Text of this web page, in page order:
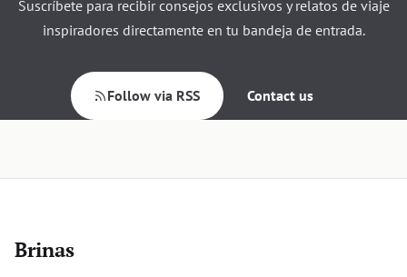
Suscríbete para recibir consejos exclusivos y relatos de viaje
inspiradores directamente en tu bandeja de entrada.
Follow via RSS Contact us
Brinas